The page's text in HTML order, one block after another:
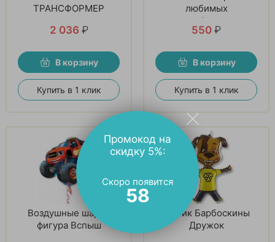
ТРАНСФОРМЕР
2 036 ₽
В корзину
Купить в 1 клик
любимых
мультфильмов
550 ₽
В корзину
Купить в 1 клик
Воздушные шарик
фигура Вспыш
Шарик Барбоскины
Дружок
Промокод на
скидку 5%:
Скоро появится
57